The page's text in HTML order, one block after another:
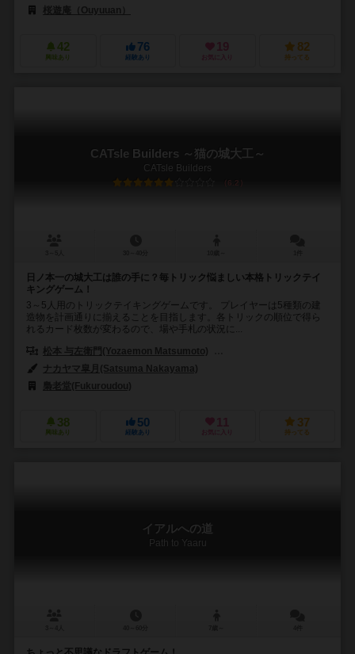
桜遊庵（Ouyuuan）
42
興味あり
76
経験あり
19
お気に入り
82
持ってる
CATsle Builders ～猫の城大工～
CATsle Builders
6.2
日ノ本一の城大工は誰の手に？毎トリック悩ましい本格トリックテイ
キングゲーム！
3～5人用のトリックテイキングゲームです。 プレイヤーは5種類の建
造物を計画通りに揃えることを目指します。各トリックの順位で得ら
れるカード枚数が変わるので、場や手札の状況に...
松本 与左衛門(Yozaemon Matsumoto)
ナカヤマ皐月(Satsuma Nakayama)
梟老堂(Fukuroudou)
38
興味あり
50
経験あり
11
お気に入り
37
持ってる
イアルへの道
Path to Yaaru